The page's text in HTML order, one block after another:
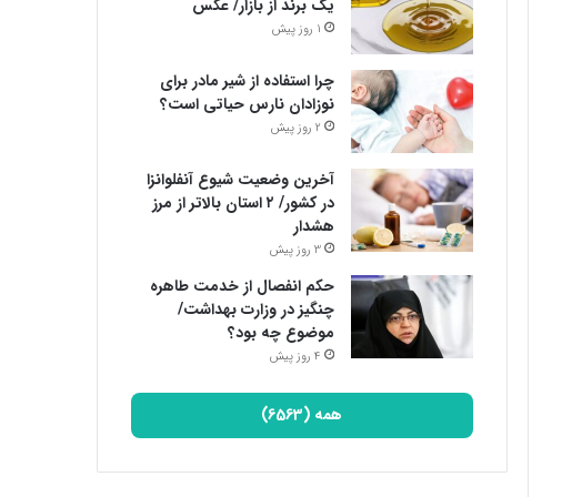
یک برند از بازار/ عکس
1 روز پیش
چرا استفاده از شیر مادر برای
نوزادان نارس حیاتی است؟
2 روز پیش
آخرین وضعیت شیوع آنفلوانزا
در کشور/ ۲ استان بالاتر از مرز
هشدار
3 روز پیش
حکم انفصال از خدمت طاهره
چنگیز در وزارت بهداشت/
موضوع چه بود؟
4 روز پیش
همه (6563)